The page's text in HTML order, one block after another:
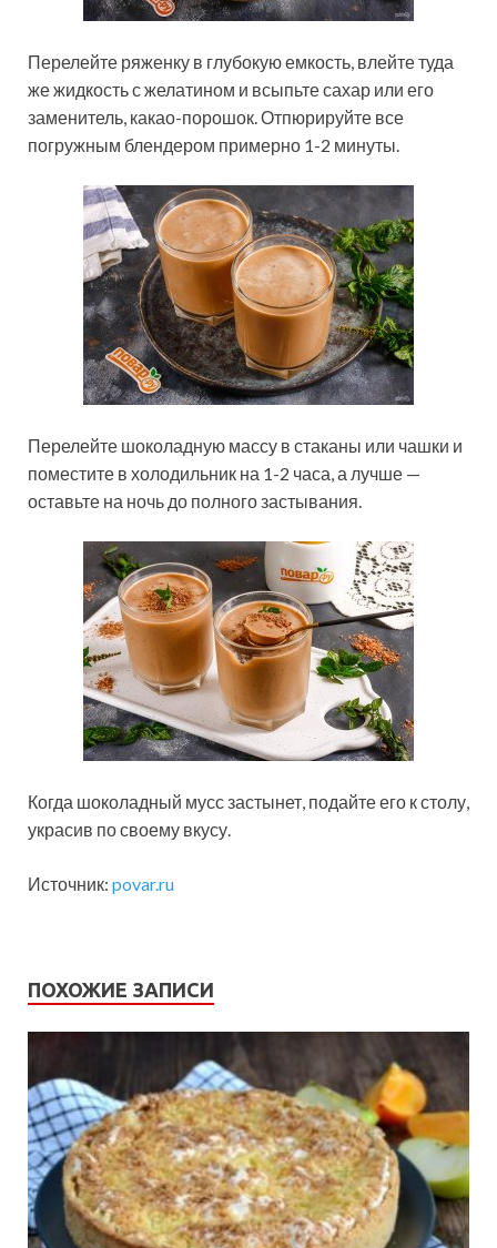
Перелейте ряженку в глубокую емкость, влейте туда
же жидкость с желатином и всыпьте сахар или его
заменитель, какао-порошок. Отпюрируйте все
погружным блендером примерно 1-2 минуты.
Перелейте шоколадную массу в стаканы или чашки и
поместите в холодильник на 1-2 часа, а лучше —
оставьте на ночь до полного застывания.
Когда шоколадный мусс застынет, подайте его к столу,
украсив по своему вкусу.
Источник: povar.ru
ПОХОЖИЕ ЗАПИСИ